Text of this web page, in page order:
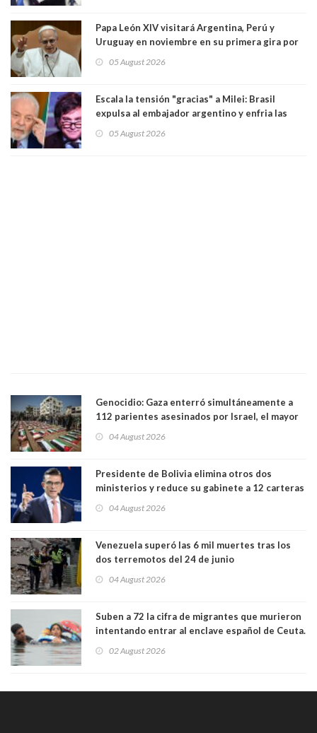
Papa León XIV visitará Argentina, Perú y
Uruguay en noviembre en su primera gira por
05 August 2026
Escala la tensión "gracias" a Milei: Brasil
expulsa al embajador argentino y enfria las
trasandino
05 August 2026
Genocidio: Gaza enterró simultáneamente a
112 parientes asesinados por Israel, el mayor
muertos figuran 44 niños y nueve ancianos
04 August 2026
Presidente de Bolivia elimina otros dos
ministerios y reduce su gabinete a 12 carteras
04 August 2026
Venezuela superó las 6 mil muertes tras los
dos terremotos del 24 de junio
04 August 2026
Suben a 72 la cifra de migrantes que murieron
intentando entrar al enclave español de Ceuta.
02 August 2026